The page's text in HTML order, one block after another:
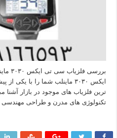
بررسی
ایکس ۳۰۳۰ ماینلب شما را با یکی
ترین فلزیاب‌ های موجود در بازار آشنا
تکنولوژی‌ های مدرن و طراحی مهندسی‌